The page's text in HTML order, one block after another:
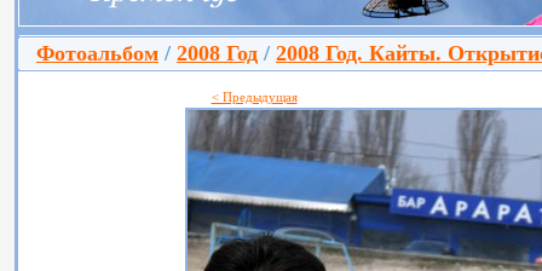
Фотоальбом / 2008 Год / 2008 Год. Кайты.
< Предыдущая